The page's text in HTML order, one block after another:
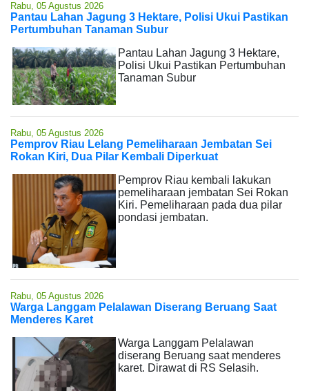
Rabu, 05 Agustus 2026
Pantau Lahan Jagung 3 Hektare, Polisi Ukui Pastikan
Pertumbuhan Tanaman Subur
Pantau Lahan Jagung 3 Hektare,
Polisi Ukui Pastikan Pertumbuhan
Tanaman Subur
Rabu, 05 Agustus 2026
Pemprov Riau Lelang Pemeliharaan Jembatan Sei
Rokan Kiri, Dua Pilar Kembali Diperkuat
Pemprov Riau kembali lakukan
pemeliharaan jembatan Sei Rokan
Kiri. Pemeliharaan pada dua pilar
pondasi jembatan.
Rabu, 05 Agustus 2026
Warga Langgam Pelalawan Diserang Beruang Saat
Menderes Karet
Warga Langgam Pelalawan
diserang Beruang saat menderes
karet. Dirawat di RS Selasih.